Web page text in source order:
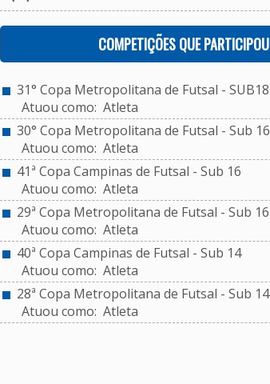
COMPETIÇÕES QUE PARTICIPOU
31° Copa Metropolitana de Futsal - SUB18
Atuou como: Atleta
30° Copa Metropolitana de Futsal - Sub 16
Atuou como: Atleta
41ª Copa Campinas de Futsal - Sub 16
Atuou como: Atleta
29ª Copa Metropolitana de Futsal - Sub 16
Atuou como: Atleta
40ª Copa Campinas de Futsal - Sub 14
Atuou como: Atleta
28ª Copa Metropolitana de Futsal - Sub 14
Atuou como: Atleta